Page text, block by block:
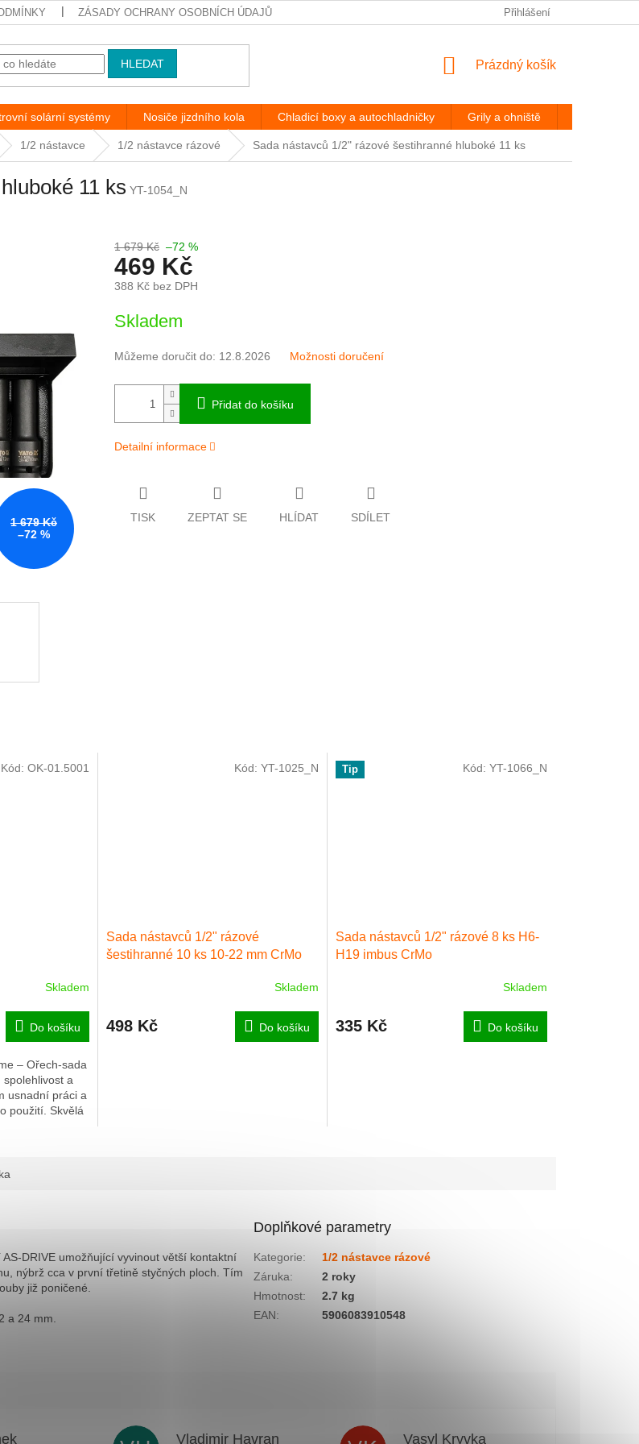
ZÁSADY OCHRANY OSOBNÍCH ÚDAJŮ PODMÍNKY OCHRANY OSOBNÍCH ÚDAJŮ ODSTOUPENÍ OD
Přihlášení
HLEDAT
NÁKUPNÍ
Prázdný košík
solární systémy Nosiče jizdního kola Chladicí boxy a autochladničky Grily a ohniště
1/2 nástavce 1/2 nástavce rázové Sada nástavců 1/2" rázové šestihranné hluboké 11 ks
11 ks YT-1054_N
1 679 Kč
–72 %
1 679 Kč –72 %
469 Kč
388 Kč bez DPH
cena:
Skladem
Můžeme doručit do: 12.8.2026 Možnosti doručení
Přidat do košíku
Detailní informace
TISK ZEPTAT SE HLÍDAT SDÍLET
Skladem
Do košíku
– Ořech-sada
spolehlivost a
usnadní práci a
použití. Skvělá
Kód: OK-01.5001
Sada nástavců 1/2" rázové
šestihranné 10 ks 10-22 mm CrMo
Skladem
498 Kč Do košíku
Kód: YT-1025_N Tip
Sada nástavců 1/2" rázové 8 ks H6-
H19 imbus CrMo
Skladem
335 Kč Do košíku
Kód: YT-1066_N
DRIVE umožňující vyvinout větší kontaktní
nýbrž cca v první třetině styčných ploch. Tím
již poničené.
a 24 mm.
Doplňkové parametry
Kategorie:
1/2 nástavce rázové
Záruka:
2 roky
Hmotnost:
2.7 kg
EAN: 5906083910548
Vladimir Havran Vasyl Kryvka